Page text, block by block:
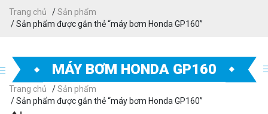
Trang chủ /Sản phẩm
/ Sản phẩm được gắn thẻ “máy bơm Honda GP160”
MÁY BƠM HONDA GP160
Trang chủ /Sản phẩm
/ Sản phẩm được gắn thẻ “máy bơm Honda GP160”